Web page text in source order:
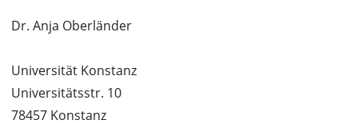
Dr. Anja Oberländer
Universität Konstanz
Universitätsstr. 10
78457 Konstanz